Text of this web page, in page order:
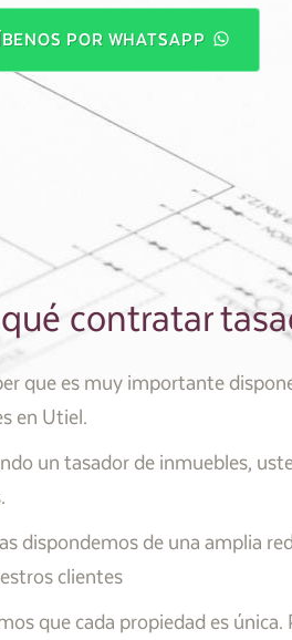
POR WHATSAPP
contratar
que es muy importante
en Utiel.
un tasador de inmuebles,
dispondemos de una amplia
clientes
que cada propiedad es